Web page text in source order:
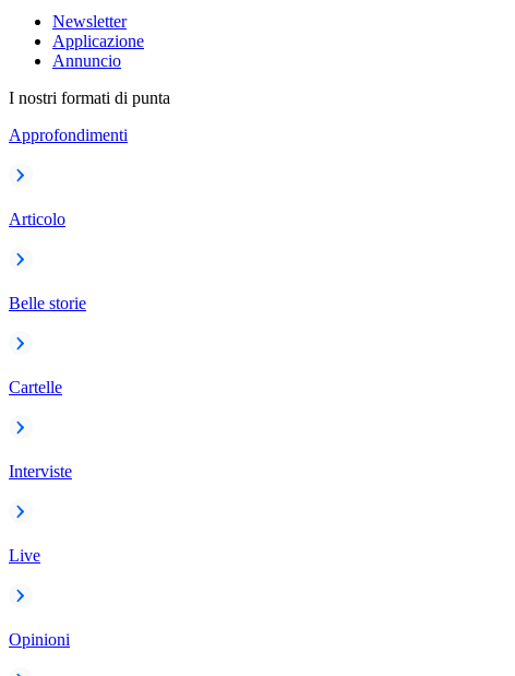
Newsletter
Applicazione
Annuncio
I nostri formati di punta
Approfondimenti
Articolo
Belle storie
Cartelle
Interviste
Live
Opinioni